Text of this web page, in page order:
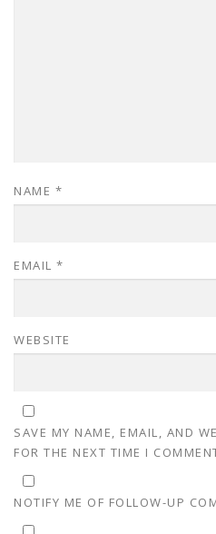
NAME *
EMAIL *
WEBSITE
SAVE MY NAME, EMAIL, AND
FOR THE NEXT TIME I
NOTIFY ME OF FOLLOW-UP